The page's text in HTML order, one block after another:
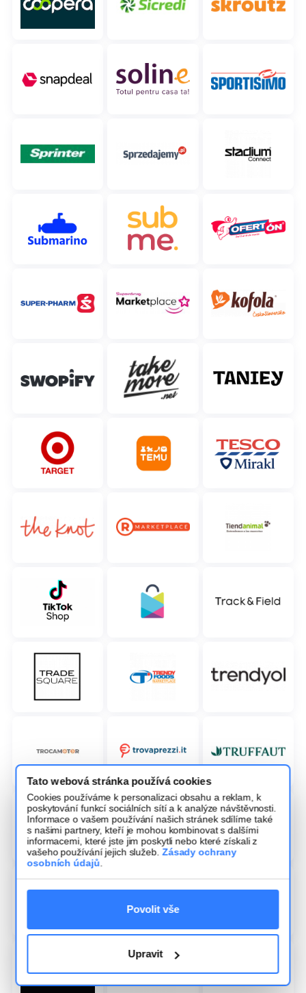
Tato webová stránka používá cookies
Cookies používáme k personalizaci obsahu a reklam, k
poskytování funkcí sociálních sítí a k analýze návštěvnosti.
Informace o vašem používání našich stránek sdílíme také
s našimi partnery, kteří je mohou kombinovat s dalšími
informacemi, které jste jim poskytli nebo které získali z
vašeho používání jejich služeb.Zásady ochrany
osobních údajů
Povolit vše
Upravit